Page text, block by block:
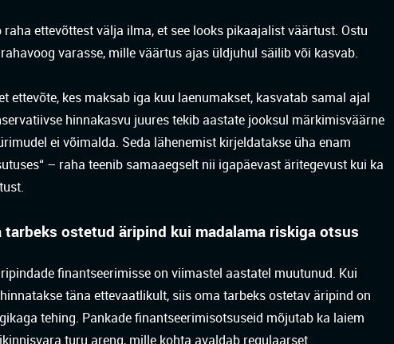
ettevõttest välja ilma, et see looks pikaajalist väärtust. Ostu
varasse, mille väärtus ajas üldjuhul säilib või kasvab.
ettevõte, kes maksab iga kuu laenumakset, kasvatab samal ajal
hinnakasvu juures tekib aastate jooksul märkimisväärne
ei võimalda. Seda lähenemist kirjeldatakse üha enam
– raha teenib samaaegselt nii igapäevast äritegevust kui ka
tarbeks ostetud äripind kui madalama riskiga otsus
finantseerimisse on viimastel aastatel muutunud. Kui
täna ettevaatlikult, siis oma tarbeks ostetav äripind on
tehing. Pankade finantseerimisotsuseid mõjutab ka laiem
turu areng, mille kohta avaldab regulaarset